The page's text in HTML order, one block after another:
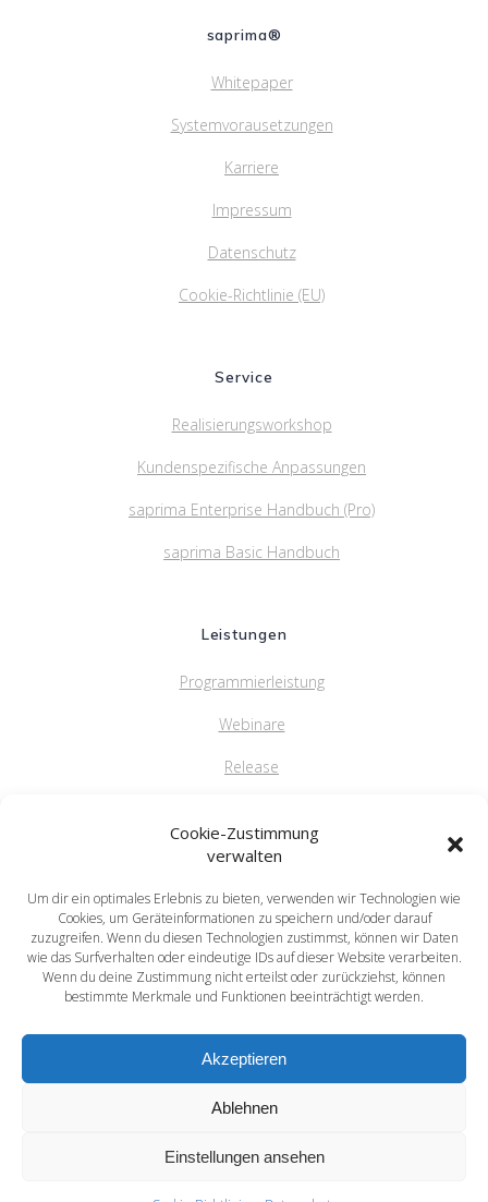
Cookie-Zustimmung
verwalten
Um dir ein optimales Erlebnis zu bieten, verwenden wir Technologien wie
Cookies, um Geräteinformationen zu speichern und/oder darauf
zuzugreifen. Wenn du diesen Technologien zustimmst, können wir Daten
wie das Surfverhalten oder eindeutige IDs auf dieser Website verarbeiten.
Wenn du deine Zustimmung nicht erteilst oder zurückziehst, können
bestimmte Merkmale und Funktionen beeinträchtigt werden.
Akzeptieren
Ablehnen
Einstellungen ansehen
saprima®
Whitepaper
Systemvorausetzungen
Karriere
Impressum
Datenschutz
Cookie-Richtlinie (EU)
Service
Realisierungsworkshop
Kundenspezifische Anpassungen
saprima Enterprise Handbuch (Pro)
saprima Basic Handbuch
Leistungen
Programmierleistung
Webinare
Release
saprima GmbH
Salvatorstr. 5
84051 Essenbach
Tel: +49 871 / 20216622